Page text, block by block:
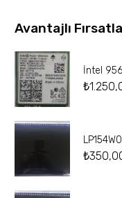
Avantajlı
İntel
₺
₺